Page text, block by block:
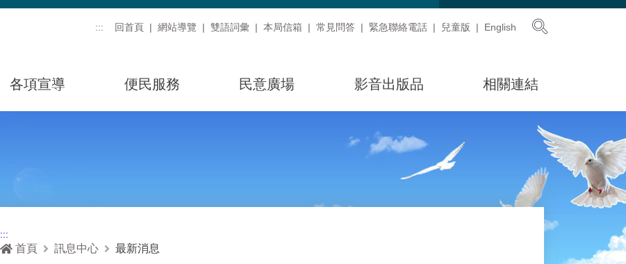
::: 回首頁 網站導覽 雙語詞彙 本局信箱 常見問答 緊急聯絡電話 兒童版 English
各項宣導 便民服務 民意廣場 影音出版品 相關連結
:::
首頁 訊息中心 最新消息